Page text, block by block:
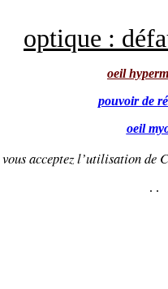
optique :
oeil
pouvoir de
oeil
acceptez l’utilisation de
. .